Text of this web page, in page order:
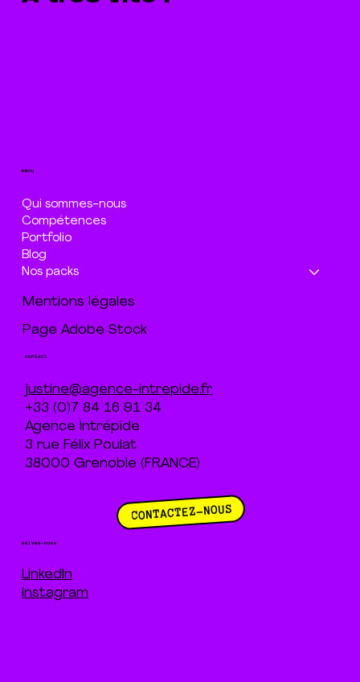
menu
Qui sommes-nous
Compétences
Portfolio
Blog
Nos packs
Mentions légales
Page Adobe Stock
suivez-nous
LinkedIn
Instagram
contact
justine@agence-intrepide.fr
+33 (0)7 84 16 91 34
Agence Intrépide
3 rue Félix Poulat
38000 Grenoble (FRANCE)
CONTACTEZ-NOUS